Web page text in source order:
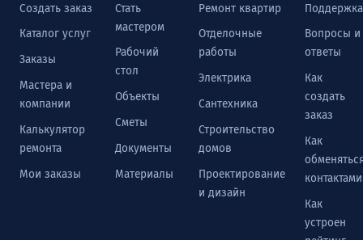
Создать заказ
Каталог услуг
Заказы
Мастера и
компании
Калькулятор
ремонта
Мои заказы
Стать
мастером
Рабочий
стол
Объекты
Сметы
Документы
Материалы
Ремонт квартир
Отделочные
работы
Электрика
Сантехника
Строительство
домов
Проектирование
и дизайн
Поддержка
Вопросы и
ответы
Как
создать
заказ
Как
контактами
Как
устроен